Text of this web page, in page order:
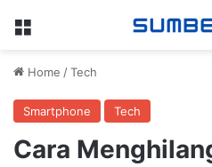
Menu
Home /Tech
Smartphone Tech
Cara